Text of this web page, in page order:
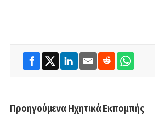
Προηγούμενα Ηχητικά Εκπομπής